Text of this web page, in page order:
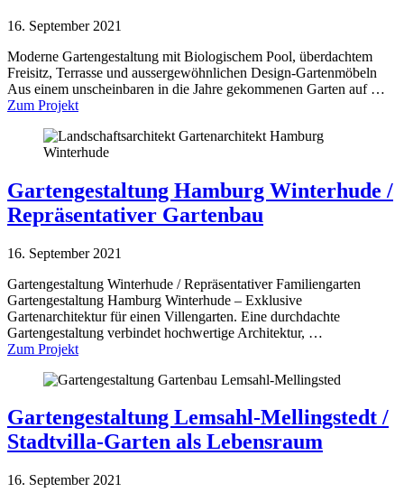
16. September 2021
Moderne Gartengestaltung mit Biologischem Pool, überdachtem
Freisitz, Terrasse und aussergewöhnlichen Design-Gartenmöbeln
Aus einem unscheinbaren in die Jahre gekommenen Garten auf …
Zum Projekt
Gartengestaltung Hamburg Winterhude /
Repräsentativer Gartenbau
16. September 2021
Gartengestaltung Winterhude / Repräsentativer Familiengarten
Gartengestaltung Hamburg Winterhude – Exklusive
Gartenarchitektur für einen Villengarten. Eine durchdachte
Gartengestaltung verbindet hochwertige Architektur, …
Zum Projekt
Gartengestaltung Lemsahl-Mellingstedt /
Stadtvilla-Garten als Lebensraum
16. September 2021